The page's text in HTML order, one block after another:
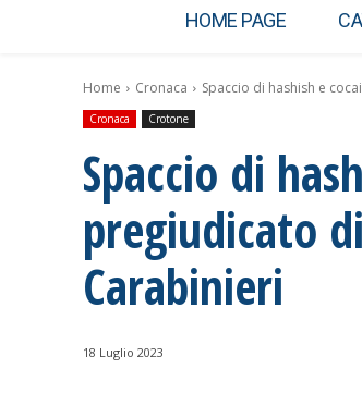
HOME PAGE
Home Cronaca Spaccio di hashish e
Cronaca Crotone
Spaccio di
pregiudicato
Carabinieri
18 Luglio 2023